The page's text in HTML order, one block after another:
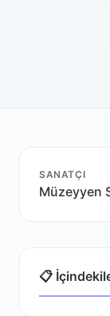
SANATÇI
Müzeyyen
📋